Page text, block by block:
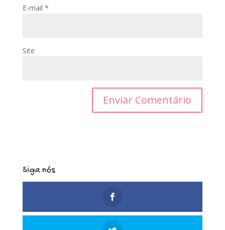
E-mail *
Site
Siga nós